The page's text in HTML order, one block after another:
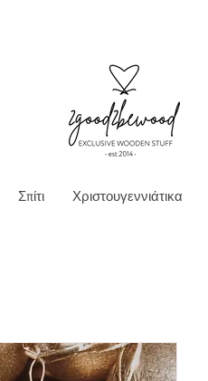
Σπίτι Χριστουγεννιάτικα